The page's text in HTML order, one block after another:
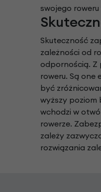
swojego
Skuteczność
zależności od
odpornością. Z
roweru. Są one
być
wyższy poziom
wchodzi w
rowerze.
zależy
rozwiązania